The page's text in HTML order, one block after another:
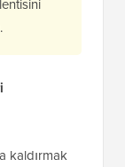
kaldırmak